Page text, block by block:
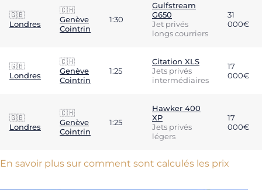
🇬🇧
Londres
🇨🇭
Genève
Cointrin
1:30
Gulfstream
G650
Jet privés
longs courriers
31
000€
🇬🇧
Londres
🇨🇭
Genève
Cointrin
1:25
Citation XLS
Jets privés
intermédiaires
17
000€
🇬🇧
Londres
🇨🇭
Genève
Cointrin
1:25
Hawker 400
XP
Jets privés
légers
17
000€
En savoir plus sur comment sont calculés les prix